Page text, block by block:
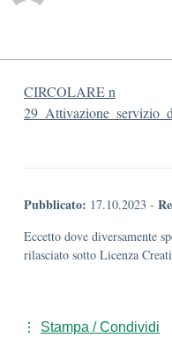
CIRCOLARE n
Pubblicato: 17.10.2023 -
Eccetto dove diversamente
rilasciato sotto Licenza
Stampa / Condividi